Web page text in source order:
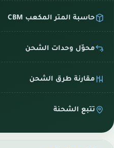
حاسبة المتر المكعب CBM
محوّل وحدات الشحن
مقارنة طرق الشحن
تتبع الشحنة